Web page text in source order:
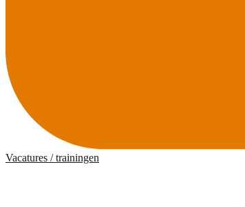
Vacatures / trainingen